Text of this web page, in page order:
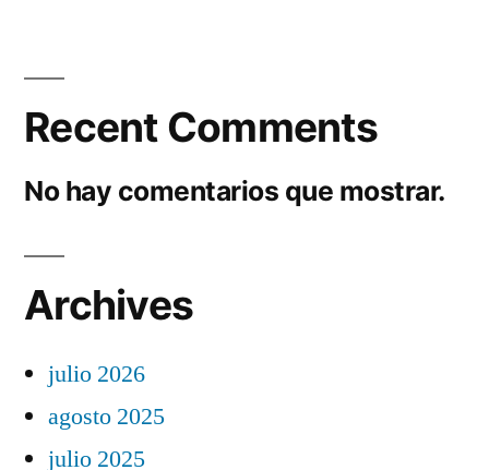
Recent Comments
No hay comentarios que mostrar.
Archives
julio 2026
agosto 2025
julio 2025